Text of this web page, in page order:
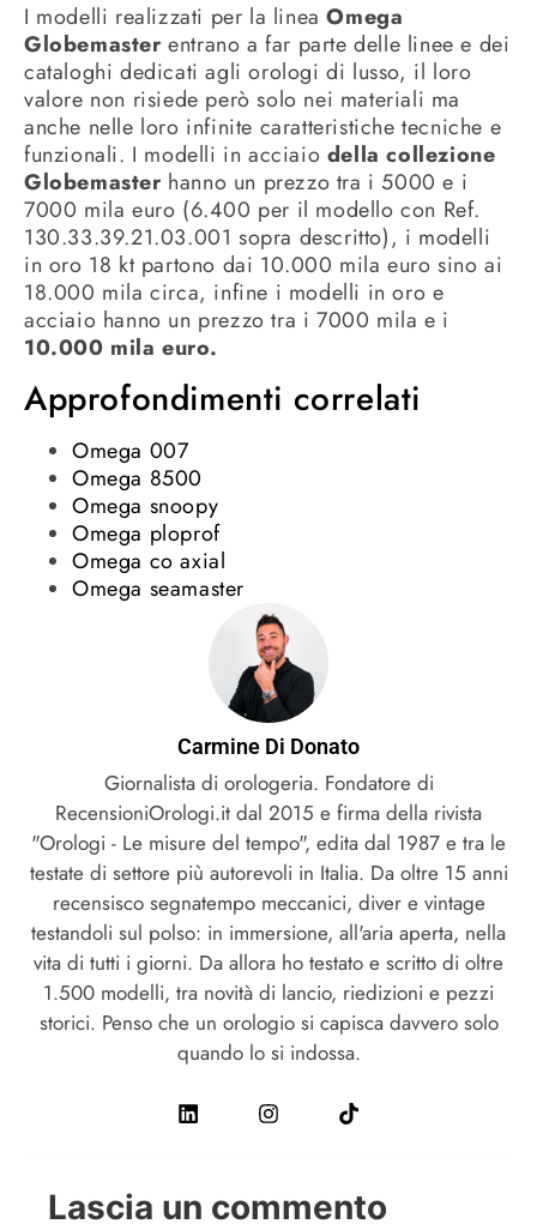
I modelli realizzati per la lineaOmega
Globemasterentrano a far parte delle linee e dei
cataloghi dedicati agli orologi di lusso, il loro
valore non risiede però solo nei materiali ma
anche nelle loro infinite caratteristiche tecniche e
funzionali. I modelli in acciaio della collezione
Globemasterhanno un prezzo tra i 5000 e i
7000 mila euro (6.400 per il modello con Ref.
130.33.39.21.03.001 sopra descritto), i modelli
in oro 18 kt partono dai 10.000 mila euro sino ai
18.000 mila circa, infine i modelli in oro e
acciaio hanno un prezzo tra i 7000 mila e i
10.000 mila euro.
Approfondimenti correlati
Omega 007
Omega 8500
Omega snoopy
Omega ploprof
Omega co axial
Omega seamaster
Carmine Di Donato
Giornalista di orologeria. Fondatore di
RecensioniOrologi.it dal 2015 e firma della rivista
"Orologi - Le misure del tempo", edita dal 1987 e tra le
testate di settore più autorevoli in Italia. Da oltre 15 anni
recensisco segnatempo meccanici, diver e vintage
testandoli sul polso: in immersione, all'aria aperta, nella
vita di tutti i giorni. Da allora ho testato e scritto di oltre
1.500 modelli, tra novità di lancio, riedizioni e pezzi
storici. Penso che un orologio si capisca davvero solo
quando lo si indossa.
Lascia un commento